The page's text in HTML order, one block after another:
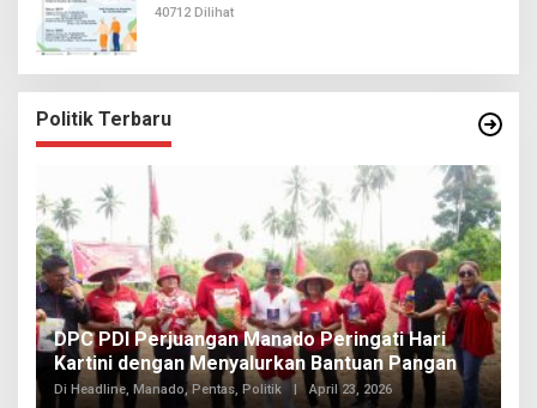
40712 Dilihat
Politik Terbaru
DPC PDI Perjuangan Manado Peringati Hari
Kartini dengan Menyalurkan Bantuan Pangan
Di Headline, Manado, Pentas, Politik April 23, 2026